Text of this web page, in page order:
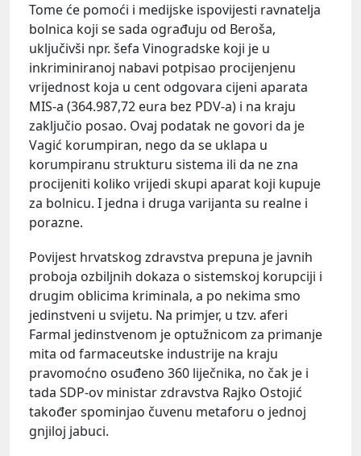
Tome će pomoći i medijske ispovijesti ravnatelja
bolnica koji se sada ograđuju od Beroša,
uključivši npr. šefa Vinogradske koji je u
inkriminiranoj nabavi potpisao procijenjenu
vrijednost koja u cent odgovara cijeni aparata
MIS-a (364.987,72 eura bez PDV-a) i na kraju
zaključio posao. Ovaj podatak ne govori da je
Vagić korumpiran, nego da se uklapa u
korumpiranu strukturu sistema ili da ne zna
procijeniti koliko vrijedi skupi aparat koji kupuje
za bolnicu. I jedna i druga varijanta su realne i
porazne.
Povijest hrvatskog zdravstva prepuna je javnih
proboja ozbiljnih dokaza o sistemskoj korupciji i
drugim oblicima kriminala, a po nekima smo
jedinstveni u svijetu. Na primjer, u tzv. aferi
Farmal jedinstvenom je optužnicom za primanje
mita od farmaceutske industrije na kraju
pravomoćno osuđeno 360 liječnika, no čak je i
tada SDP-ov ministar zdravstva Rajko Ostojić
također spominjao čuvenu metaforu o jednoj
gnjiloj jabuci.